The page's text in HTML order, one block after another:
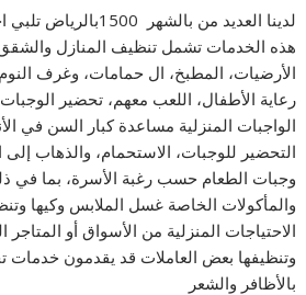
لدينا العديد من بالشهر
هذه الخدمات تشمل تنظيف المنازل
الأرضيات، المطبخ، ال حمامات، وغرف
رعاية الأطفال، اللعب معهم، تحضير
الواجبات المنزلية مساعدة كبار السن في
التحضير للوجبات، الاستحمام، والذهاب إلى
وجبات الطعام حسب رغبة الأسرة، بما في
والمأكولات الخاصة غسل الملابس وكيها
الاحتياجات المنزلية من الأسواق أو المتاجر
وتنظيفها بعض العاملات قد يقدمون خدمات
بالأظافر والشعر